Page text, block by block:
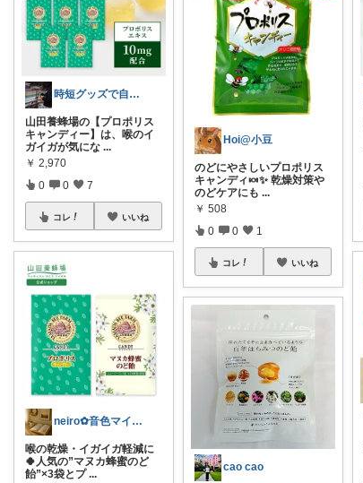
時短グッズで自由時間を手に入れるママ🌟
山田養蜂場の【プロポリス
キャンディー】は、喉のイ
ガイガが気にな ...
￥ 2,970
0 0 7
コレ いいね
neiro✿音色マイペースで投稿中🙇
喉の乾燥・イガイガ軽減に
🍀人気の”マヌカ蜂蜜のど
飴”×3袋とプ ...
Hoi@小豆
のどにやさしいプロポリス
キャンディ🍬✨ 乾燥対策や
のどケアにも ...
￥ 508
0 0 1
コレ いいね
cao cao